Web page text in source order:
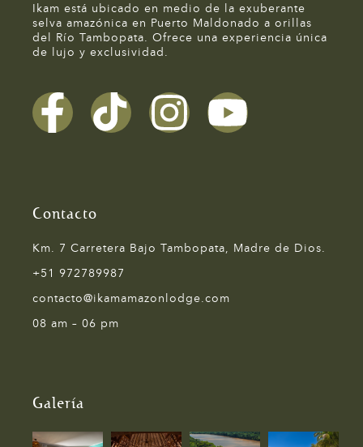
Ikam está ubicado en medio de la exuberante
selva amazónica en Puerto Maldonado a orillas
del Río Tambopata. Ofrece una experiencia única
de lujo y exclusividad.
Contacto
Km. 7 Carretera Bajo Tambopata, Madre de Dios.
+51 972789987
contacto@ikamamazonlodge.com
08 am – 06 pm
Galería